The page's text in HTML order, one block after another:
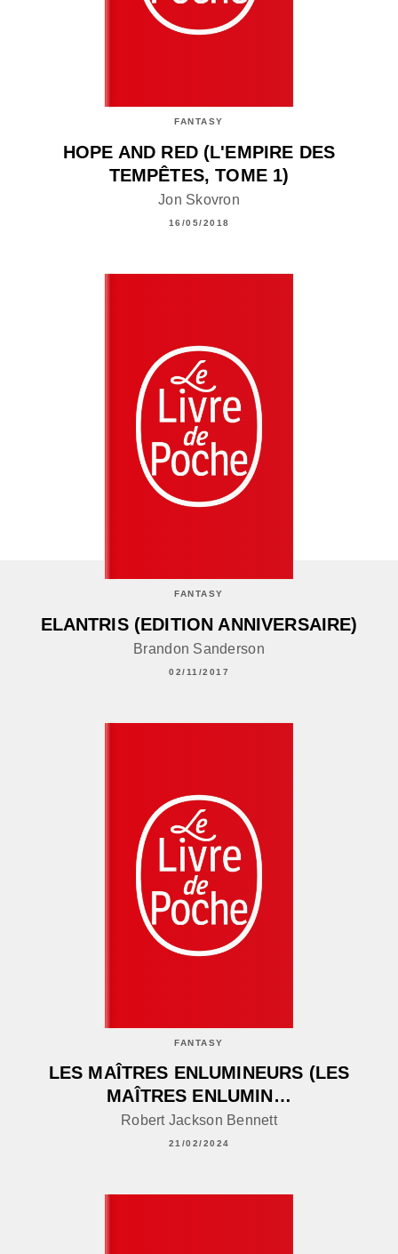
FANTASY
HOPE AND RED (L'EMPIRE DES
TEMPÊTES, TOME 1)
Jon Skovron
16/05/2018
FANTASY
ELANTRIS (EDITION ANNIVERSAIRE)
Brandon Sanderson
02/11/2017
FANTASY
LES MAÎTRES ENLUMINEURS (LES
MAÎTRES ENLUMIN…
Robert Jackson Bennett
21/02/2024